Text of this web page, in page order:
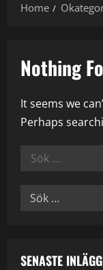
Home
Nothing
It seems we
Perhaps
Sök
Sök
SENASTE